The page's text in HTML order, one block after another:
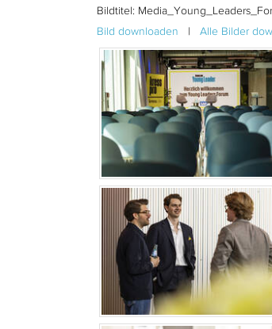
Bildtitel:
Bild downloaden
| Alle Bilder